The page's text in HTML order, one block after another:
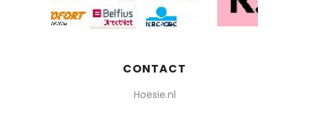
CONTACT
Hoesie.nl